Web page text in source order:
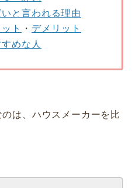
と言われる理由
ト ・ デメリット
めな人
は、ハウスメーカーを比